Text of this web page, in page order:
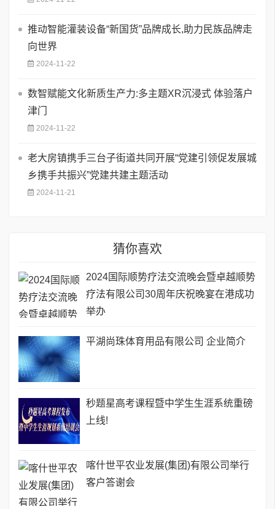
推动智能灌装设备“新国货”品牌成长,助力民族品牌走
向世界
2024-11-22
数智赋能文化新质生产力:多主题XR沉浸式 体验落户
津门
2024-11-22
老大房镇携手三台子街道共同开展“党建引领促发展城
乡携手共振兴”党建共建主题活动
2024-11-21
猜你喜欢
2024国际顺势疗法交流晚会暨卓越顺势
疗法有限公司30周年庆祝晚宴在港成功
举办
平湖尚珠体育用品有限公司 企业简介
秒题星高考课程暨中学生生涯系统重磅
上线!
喀什世平农业发展(集团)有限公司举行
客户答谢会